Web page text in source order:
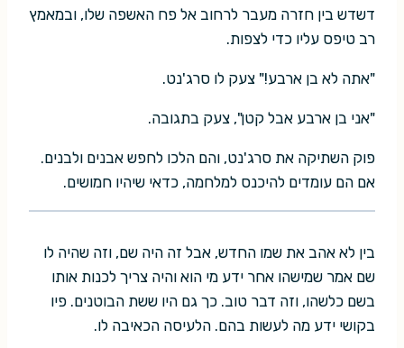
דשדש בין חזרה מעבר לרחוב אל פח האשפה שלו, ובמאמץ
רב טיפס עליו כדי לצפות.
"אתה לא בן ארבע!" צעק לו סרג'נט.
"אני בן ארבע אבל קטן", צעק בתגובה.
פוק השתיקה את סרג'נט, והם הלכו לחפש אבנים ולבנים.
אם הם עומדים להיכנס למלחמה, כדאי שיהיו חמושים.
בין לא אהב את שמו החדש, אבל זה היה שם, וזה שהיה לו
שם אמר שמישהו אחר ידע מי הוא והיה צריך לכנות אותו
בשם כלשהו, וזה דבר טוב. כך גם היו ששת הבוטנים. פיו
בקושי ידע מה לעשות בהם. הלעיסה הכאיבה לו.